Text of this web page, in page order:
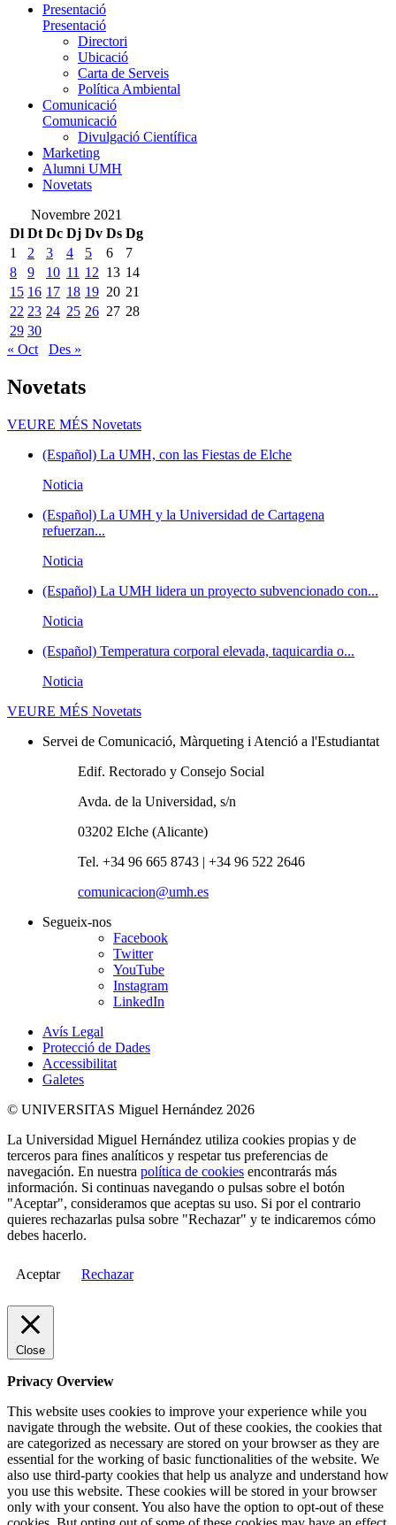
Presentació
Presentació
Directori
Ubicació
Carta de Serveis
Política Ambiental
Comunicació
Comunicació
Divulgació Científica
Marketing
Alumni UMH
Novetats
Novembre 2021
Dl Dt Dc Dj Dv Ds Dg
1
2 3 4 5 6
7
8
9 10 11 12 13 14
15 16 17 18 19 20 21
22 23 24 25 26 27 28
29 30
« Oct
Des »
Novetats
VEURE MÉS Novetats
(Español) La UMH, con las Fiestas de Elche
Noticia
(Español) La UMH y la Universidad de Cartagena
refuerzan...
Noticia
(Español) La UMH lidera un proyecto subvencionado con...
Noticia
(Español) Temperatura corporal elevada, taquicardia o...
Noticia
VEURE MÉS Novetats
Servei de Comunicació, Màrqueting i Atenció a l'Estudiantat
Edif. Rectorado y Consejo Social
Avda. de la Universidad, s/n
03202 Elche (Alicante)
Tel. +34 96 665 8743 | +34 96 522 2646
comunicacion@umh.es
Segueix-nos
Facebook
Twitter
YouTube
Instagram
LinkedIn
Avís Legal
Protecció de Dades
Accessibilitat
Galetes
© UNIVERSITAS Miguel Hernández 2026
La Universidad Miguel Hernández utiliza cookies propias y de
terceros para fines analíticos y respetar tus preferencias de
navegación. En nuestra política de cookies encontrarás más
información. Si continuas navegando o pulsas sobre el botón
"Aceptar", consideramos que aceptas su uso. Si por el contrario
quieres rechazarlas pulsa sobre "Rechazar" y te indicaremos cómo
debes hacerlo.
Aceptar Rechazar
Close
Privacy Overview
This website uses cookies to improve your experience while you
navigate through the website. Out of these cookies, the cookies that
are categorized as necessary are stored on your browser as they are
essential for the working of basic functionalities of the website. We
also use third-party cookies that help us analyze and understand how
you use this website. These cookies will be stored in your browser
only with your consent. You also have the option to opt-out of these